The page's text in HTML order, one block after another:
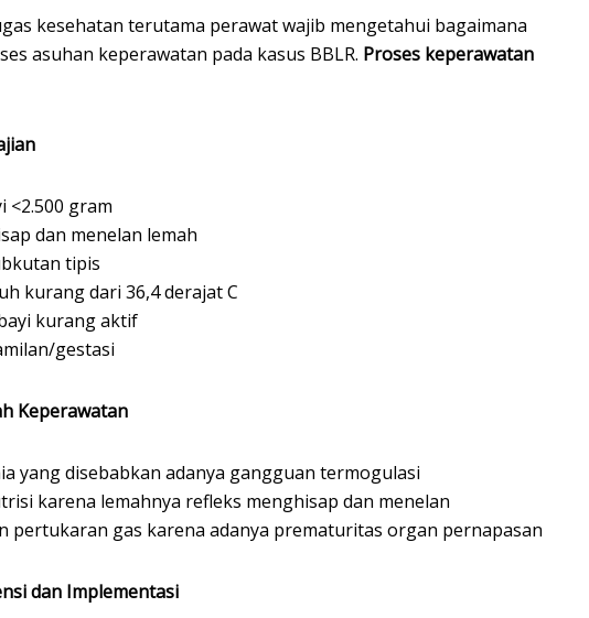
kesehatan terutama perawat wajib mengetahui bagaimana
asuhan keperawatan pada kasus BBLR. Proses keperawatan
<2.500 gram
dan menelan lemah
tipis
kurang dari 36,4 derajat C
kurang aktif
gestasi
Keperawatan
yang disebabkan adanya gangguan termogulasi
karena lemahnya refleks menghisap dan menelan
pertukaran gas karena adanya prematuritas organ pernapasan
dan Implementasi